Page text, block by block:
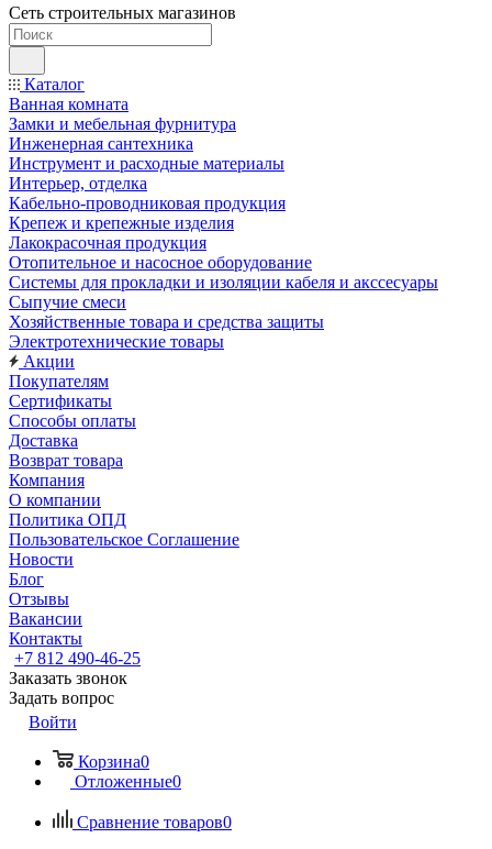
Сеть строительных магазинов
Каталог
Ванная комната
Замки и мебельная фурнитура
Инженерная сантехника
Инструмент и расходные материалы
Интерьер, отделка
Кабельно-проводниковая продукция
Крепеж и крепежные изделия
Лакокрасочная продукция
Отопительное и насосное оборудование
Системы для прокладки и изоляции кабеля и акссесуары
Сыпучие смеси
Хозяйственные товара и средства защиты
Электротехнические товары
Акции
Покупателям
Сертификаты
Способы оплаты
Доставка
Возврат товара
Компания
О компании
Политика ОПД
Пользовательское Соглашение
Новости
Блог
Отзывы
Вакансии
Контакты
+7 812 490-46-25
Заказать звонок
Задать вопрос
Войти
Корзина0
Отложенные0
Сравнение товаров0